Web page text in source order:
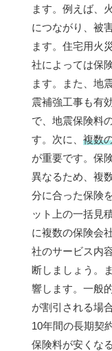
ます。例えば、
につながり、被
ます。住宅用火
社によっては保
ます。また、地
震補強工事も有
で、地震保険料
す。次に、 複数
が重要です。保
異なるため、複
分に合った保険
ット上の一括見
に複数の保険会
社のサービス内
断しましょう。ま
響します。一般
が割引される場
10年間の長期契
保険料が安くな